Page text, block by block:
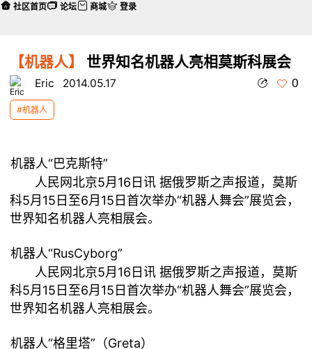
【机器人】 世界知名机器人亮相莫斯科展会
Eric 2014.05.17 0
#机器人
机器人“巴克斯特”
人民网北京5月16日讯 据俄罗斯之声报道，莫斯
科5月15日至6月15日首次举办“机器人舞会”展览会，
世界知名机器人亮相展会。
机器人“RusCyborg”
人民网北京5月16日讯 据俄罗斯之声报道，莫斯
科5月15日至6月15日首次举办“机器人舞会”展览会，
世界知名机器人亮相展会。
机器人“格里塔”（Greta）
社区首页 论坛 商城 登录